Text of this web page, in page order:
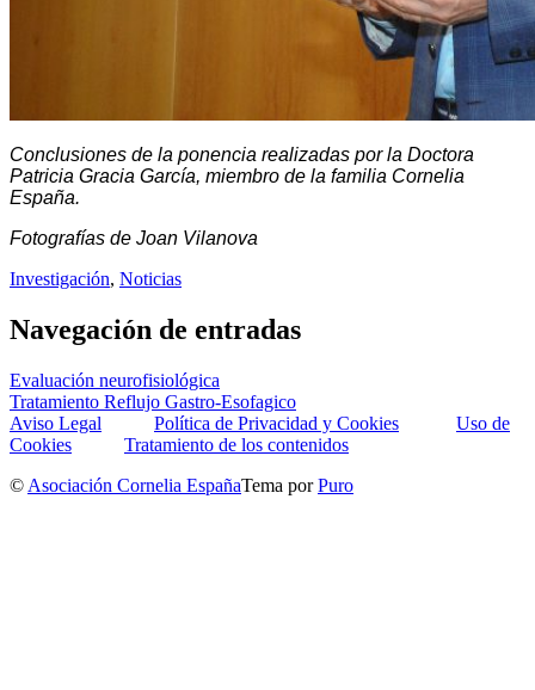
Conclusiones de la ponencia realizadas por la Doctora
Patricia Gracia García, miembro de la familia Cornelia
España.
Fotografías de Joan Vilanova
Investigación, Noticias
Navegación de entradas
Evaluación neurofisiológica
Tratamiento Reflujo Gastro-Esofagico
Aviso Legal
Política de Privacidad y Cookies
Uso de
Cookies
Tratamiento de los contenidos
© Asociación Cornelia EspañaTema porPuro